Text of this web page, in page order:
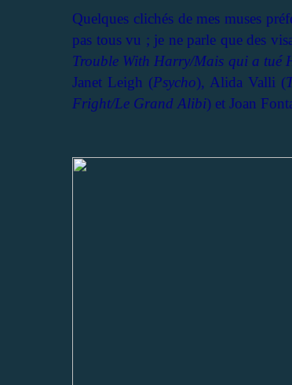
Quelques clichés de mes muses
pas tous vu ; je ne parle que des
Trouble With Harry/Mais qui a tué
Janet Leigh (Psycho), Alida Valli (
Fright/Le Grand Alibi) et Joan